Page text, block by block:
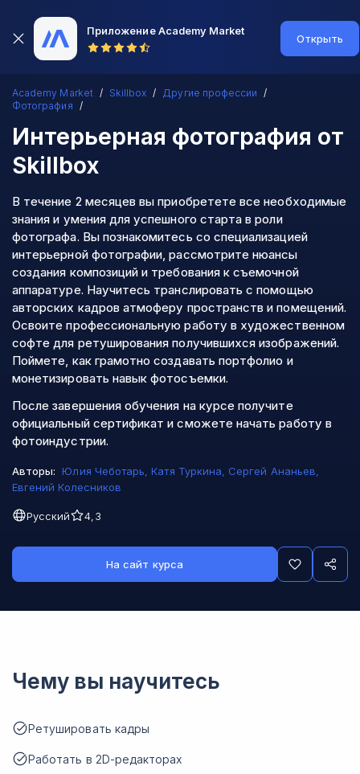
Приложение Academy Market
Открыть
Academy Market Skillbox
Другие профессии
Фотография
Интерьерная фотография от
Skillbox
В течение 2 месяцев вы приобретете все необходимые
знания и умения для успешного старта в роли
фотографа. Вы познакомитесь со специализацией
интерьерной фотографии, рассмотрите нюансы
создания композиций и требования к съемочной
аппаратуре. Научитесь транслировать с помощью
авторских кадров атмоферу пространств и помещений.
Освоите профессиональную работу в художественном
софте для ретуширования получившихся изображений.
Поймете, как грамотно создавать портфолио и
монетизировать навык фотосъемки.
После завершения обучения на курсе получите
официальный сертификат и сможете начать работу в
фотоиндустрии.
Авторы: Юлия Чеботарь Катя Туркина Сергей Ананьев
Евгений Колесников
Русский 4,3
На сайт курса
Чему вы научитесь
Ретушировать кадры
Работать в 2D-редакторах